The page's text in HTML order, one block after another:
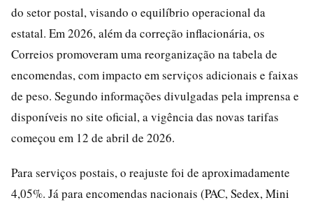
do setor postal, visando o equilíbrio operacional da
estatal. Em 2026, além da correção inflacionária, os
Correios promoveram uma reorganização na tabela de
encomendas, com impacto em serviços adicionais e faixas
de peso. Segundo informações divulgadas pela imprensa e
disponíveis no site oficial, a vigência das novas tarifas
começou em 12 de abril de 2026.
Para serviços postais, o reajuste foi de aproximadamente
4,05%. Já para encomendas nacionais (PAC, Sedex, Mini